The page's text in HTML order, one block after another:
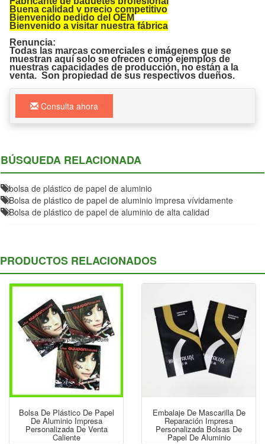
Buena calidad y precio competitivo
Bienvenido pedido del OEM
Bienvenido a visitar nuestra fábrica
Renuncia:
Todas las marcas comerciales e imágenes que se
muestran aquí solo se ofrecen como ejemplos de
nuestras capacidades de producción, no están a la
venta. Son propiedad de sus respectivos dueños.
Consulta ahora
BÚSQUEDA RELACIONADA
bolsa de plástico de papel de aluminio
Bolsa de plástico de papel de aluminio impresa vívidamente
Bolsa de plástico de papel de aluminio de alta calidad
PRODUCTOS RELACIONADOS
Bolsa De Plástico De Papel
De Aluminio Impresa
Personalizada De Venta
Caliente
Embalaje De Mascarilla De
Reparación Impresa
Personalizada Bolsas De
Papel De Aluminio